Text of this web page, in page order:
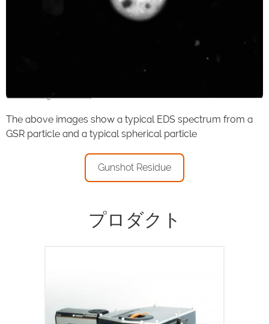
The above images show a typical EDS spectrum from a
GSR particle and a typical spherical particle
Gunshot Residue
プロダクト
物理・生命科学向けのインテリジェントな